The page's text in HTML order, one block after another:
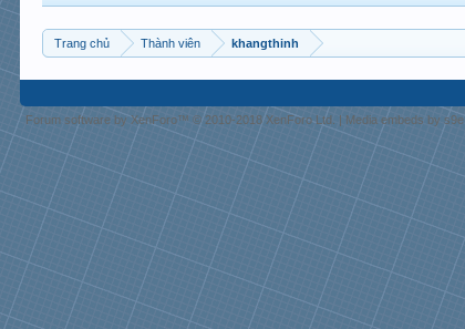
Trang chủ Thành viên khangthinh
Forum software by XenForo™© 2010-2018 XenForo Ltd. | Media embeds by s9e